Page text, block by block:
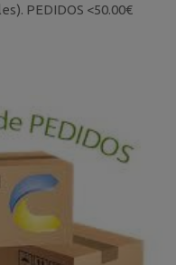
PEDIDOS <50.00€